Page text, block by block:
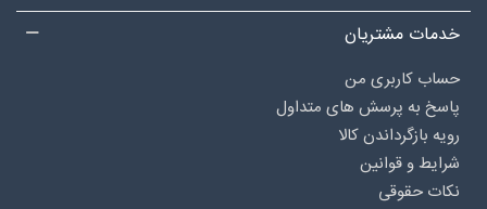
خدمات مشتریان
حساب کاربری من
پاسخ به پرسش های متداول
رویه بازگرداندن کالا
شرایط و قوانین
نکات حقوقی